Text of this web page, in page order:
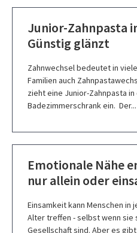
Junior-Zahnpasta
Günstig glänzt
Zahnwechsel bedeutet in
Familien auch
zieht eine Junior-Zahnpasta in
Badezimmerschrank ein. Der...
Emotionale Nähe
nur allein oder
Einsamkeit kann Menschen in
Alter treffen - selbst wenn sie
Gesellschaft sind. Aber es gibt